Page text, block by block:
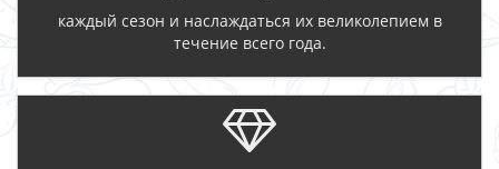
каждый сезон и наслаждаться их великолепием в
течение всего года.